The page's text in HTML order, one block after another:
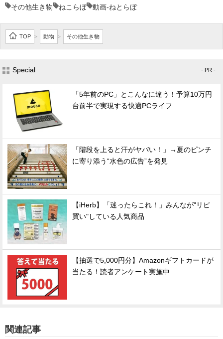
その他生き物 ねこらぼ 動画-ねとらぼ
TOP > 動物 > その他生き物
Special - PR -
「5年前のPC」とこんなに違う！予算10万円
台前半で実現する快適PCライフ
「階段を上ると汗がヤバい！」→夏のピンチ
に寄り添う“水色の広告”を発見
【iHerb】「迷ったらこれ！」みんなが"リピ
買い"している人気商品
【抽選で5,000円分】Amazonギフトカードが
当たる！読者アンケート実施中
関連記事